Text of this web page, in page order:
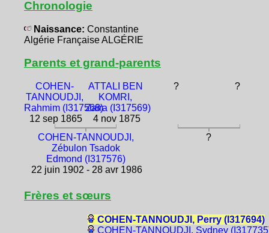
Chronologie
Naissance: Constantine
Algérie Française ALGÉRIE
Parents et grand-parents
COHEN-
TANNOUDJI,
Rahmim (I317568)
12 sep 1865
ATTALI BEN
KOMRI,
Zaïra (I317569)
4 nov 1875
? ?
COHEN-TANNOUDJI,
Zébulon Tsadok
Edmond (I317576)
22 juin 1902 - 28 avr 1986
?
Frères et sœurs
COHEN-TANNOUDJI, Perry (I317694)
COHEN-TANNOUDJI, Sydney